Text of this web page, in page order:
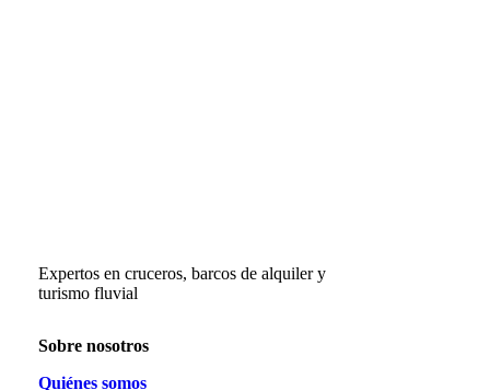
Expertos en cruceros, barcos de alquiler y
turismo fluvial
Sobre nosotros
Quiénes somos